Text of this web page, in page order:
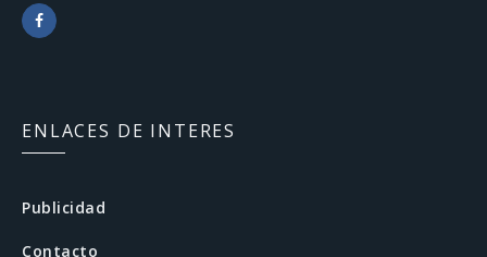
c
e
ENLACES DE INTERES
Publicidad
Contacto